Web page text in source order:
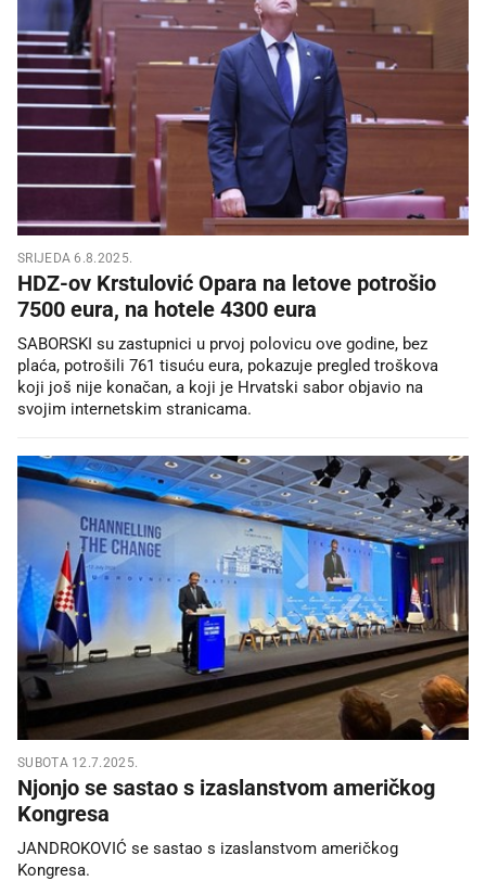
SRIJEDA 6.8.2025.
HDZ-ov Krstulović Opara na letove potrošio
7500 eura, na hotele 4300 eura
SABORSKI su zastupnici u prvoj polovicu ove godine, bez
plaća, potrošili 761 tisuću eura, pokazuje pregled troškova
koji još nije konačan, a koji je Hrvatski sabor objavio na
svojim internetskim stranicama.
SUBOTA 12.7.2025.
Njonjo se sastao s izaslanstvom američkog
Kongresa
JANDROKOVIĆ se sastao s izaslanstvom američkog
Kongresa.